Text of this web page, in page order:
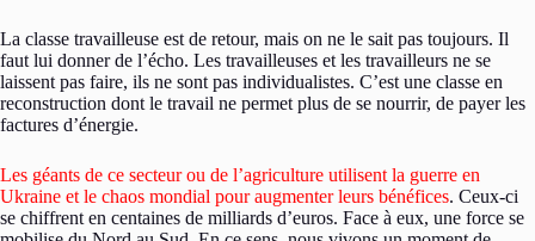
La classe travailleuse est de retour, mais on ne le sait pas toujours. Il
faut lui donner de l’écho. Les travailleuses et les travailleurs ne se
laissent pas faire, ils ne sont pas individualistes. C’est une classe en
reconstruction dont le travail ne permet plus de se nourrir, de payer les
factures d’énergie.
Les géants de ce secteur ou de l’agriculture utilisent la guerre en
Ukraine et le chaos mondial pour augmenter leurs bénéfices. Ceux-ci
se chiffrent en centaines de milliards d’euros. Face à eux, une force se